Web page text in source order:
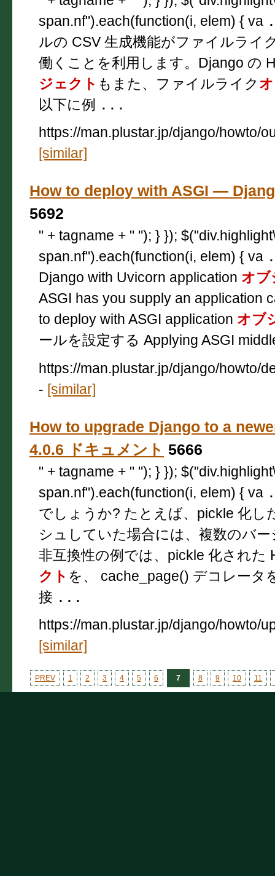
span.nf").each(function(i, elem) { va
ルの CSV 生成機能がファイルライ
働くことを利用します。Django の
ジェクト もまた、ファイルライク
以下に例
...
https://man.plustar.jp/django/howto/
[similar]
How to deploy with ASGI —
5692
" + tagname + " "); } });
span.nf").each(function(i, elem) { va
Django with Uvicorn application オブ
ASGI has you supply an application
to deploy with ASGI application オブ
ールを設定する Applying ASGI
https://man.plustar.jp/django/howto/
- [similar]
How to upgrade Django to a
4.0.6 ドキュメント 5666
" + tagname + " "); } });
span.nf").each(function(i, elem) { va
でしょうか? たとえば、pickle 化し
シュしていた場合には、複数のバ
非互換性の例では、pickle 化された
クト を、 cache_page() デコレータ
接 ...
https://man.plustar.jp/django/howto/
[similar]
PREV 1 2 3 4 5 6 7 8 9 10 11